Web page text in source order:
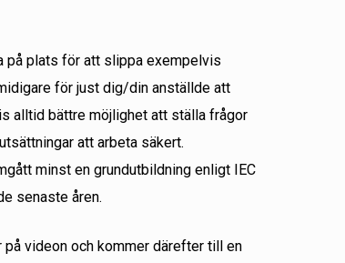
på plats för att slippa exempelvis
för just dig/din anställde att
alltid bättre möjlighet att ställa frågor
att arbeta säkert.
minst en grundutbildning enligt IEC
senaste åren.
videon och kommer därefter till en